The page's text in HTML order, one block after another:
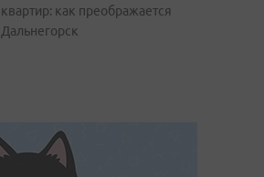
квартир: как преображается
Дальнегорск